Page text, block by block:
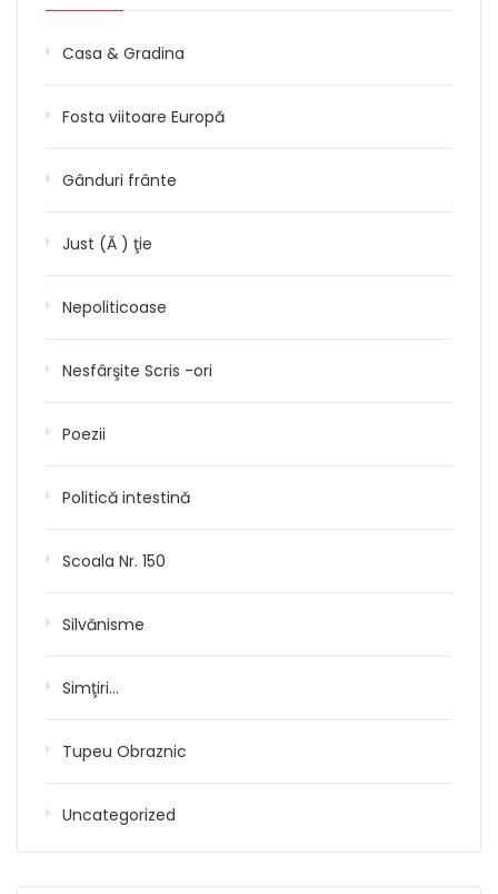
Casa & Gradina
Fosta viitoare Europă
Gânduri frânte
Just (Ă ) ţie
Nepoliticoase
Nesfârşite Scris -ori
Poezii
Politică intestină
Scoala Nr. 150
Silvănisme
Simţiri…
Tupeu Obraznic
Uncategorized